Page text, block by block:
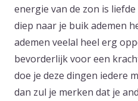
energie van de zon is
diep naar je buik ademen
ademen veelal heel erg
bevorderlijk voor een
doe je deze dingen iedere
dan zul je merken dat je